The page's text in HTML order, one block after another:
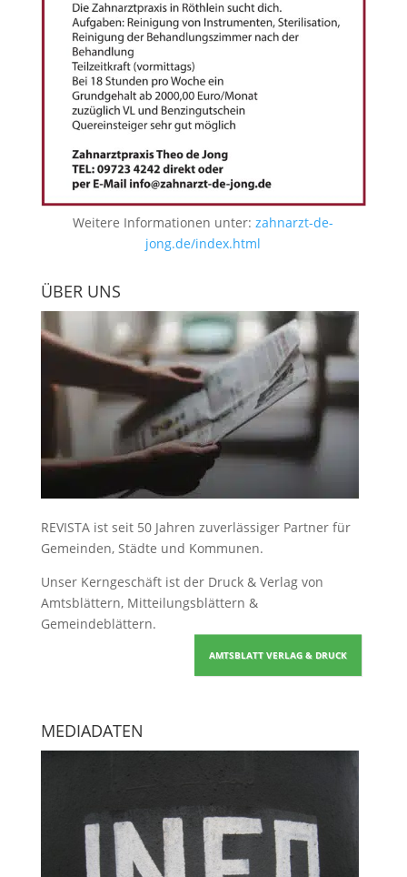
Weitere Informationen unter:zahnarzt-de-
jong.de/index.html
ÜBER UNS
REVISTA ist seit 50 Jahren zuverlässiger Partner für
Gemeinden, Städte und Kommunen.
Unser Kerngeschäft ist der Druck & Verlag von
Amtsblättern, Mitteilungsblättern &
Gemeindeblättern.
AMTSBLATT VERLAG & DRUCK
MEDIADATEN